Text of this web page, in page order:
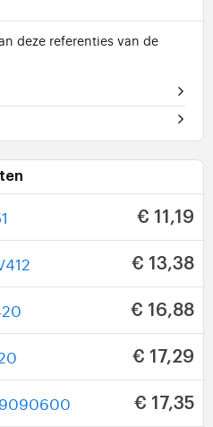
deze referenties van de
€ 11,19
€ 13,38
€ 16,88
€ 17,29
€ 17,35